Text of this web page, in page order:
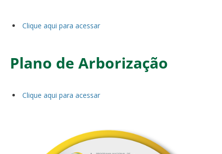
Clique aqui para acessar
Plano de Arborização
Clique aqui para acessar